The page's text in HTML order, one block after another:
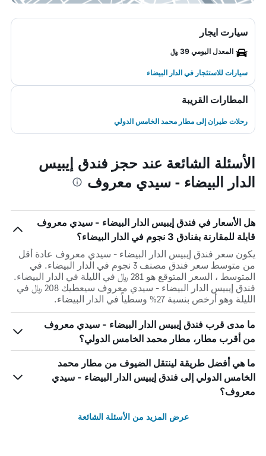
سيارت ايجار
المعدل اليومي 39 ﷼
سيارات للاستئجار في الدار البيضاء
المطارات القريبة
رحلات طيران إلى مطار محمد الخامس الدولي
الأسئلة الشائعة عند حجز فندق إيبيس
الدار البيضاء - سيدي معروف
هل الأسعار في فندق إيبيس الدار البيضاء - سيدي معروف
قابلة للمقارنة بفنادق 3 نجوم في الدار البيضاء؟
يكون سعر فندق إيبيس الدار البيضاء - سيدي معروف عادة أقل
من متوسط ​​سعر فندق مصنف 3 نجوم في الدار البيضاء. في
المتوسط ، السعر المتوقع هو 281 ﷼ في الليلة في الدار البيضاء.
فندق إيبيس الدار البيضاء - سيدي معروف سيعطيك 208 ﷼ في
الليلة وهو أرخص بنسبة 27% وسطياً في الدار البيضاء.
ما مدى قرب فندق إيبيس الدار البيضاء - سيدي معروف
من أقرب مطار، مطار محمد الخامس الدولي؟
ما هي أفضل طريقة لينتقل الضيوف من مطار محمد
الخامس الدولي إلى فندق إيبيس الدار البيضاء - سيدي
معروف؟
عرض المزيد من الأسئلة الشائعة